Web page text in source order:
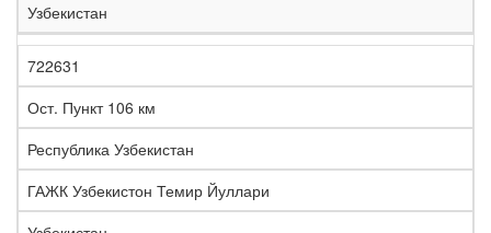
Узбекистан
722631
Ост. Пункт 106 км
Республика Узбекистан
ГАЖК Узбекистон Темир Йуллари